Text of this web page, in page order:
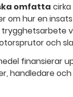
omfatta
om hur en
och
finansierar
handledare